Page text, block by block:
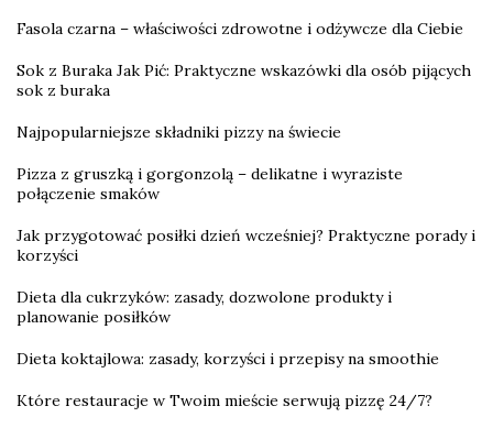
Fasola czarna – właściwości zdrowotne i odżywcze dla Ciebie
Sok z Buraka Jak Pić: Praktyczne wskazówki dla osób pijących
sok z buraka
Najpopularniejsze składniki pizzy na świecie
Pizza z gruszką i gorgonzolą – delikatne i wyraziste
połączenie smaków
Jak przygotować posiłki dzień wcześniej? Praktyczne porady i
korzyści
Dieta dla cukrzyków: zasady, dozwolone produkty i
planowanie posiłków
Dieta koktajlowa: zasady, korzyści i przepisy na smoothie
Które restauracje w Twoim mieście serwują pizzę 24/7?